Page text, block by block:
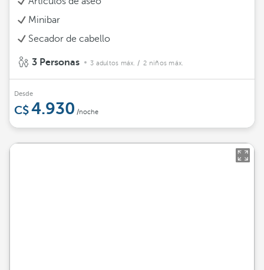
Minibar
Secador de cabello
3 Personas 3 adultos máx. / 2 niños máx.
Desde
4.930 /noche